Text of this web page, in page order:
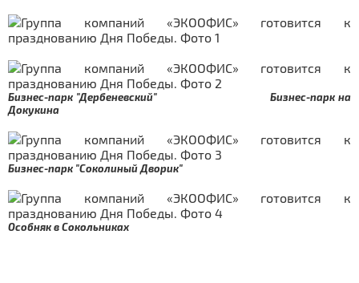
Бизнес-парк "Дербеневский" Бизнес-парк на
Докукина
Бизнес-парк "Соколиный Дворик"
Особняк в Сокольниках